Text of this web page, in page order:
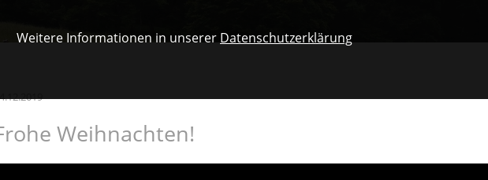
Weihnachten!
Weitere Informationen in unserer Datenschutzerklärung